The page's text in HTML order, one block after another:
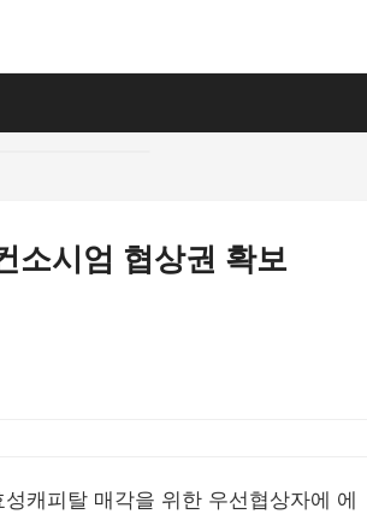
소시엄 협상권 확보
캐피탈 매각을 위한 우선협상자에 에